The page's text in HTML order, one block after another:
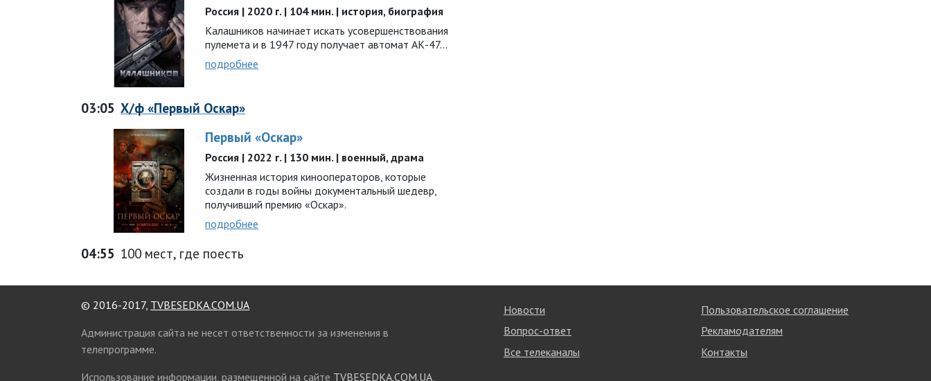
Россия | 2020 г. | 104 мин. | история, биография
Калашников начинает искать усовершенствования
пулемета и в 1947 году получает автомат АК-47…
подробнее
03:05 Х/ф «Первый Оскар»
Первый «Оскар»
Россия | 2022 г. | 130 мин. | военный, драма
Жизненная история кинооператоров, которые
создали в годы войны документальный шедевр,
получивший премию «Оскар».
подробнее
04:55 100 мест, где поесть
© 2016-2017, TVBESEDKA.COM.UA
Администрация сайта не несет ответственности за изменения в
телепрограмме.
Использование информации, размещенной на сайте TVBESEDKA.COM.UA,
Новости
Вопрос-ответ
Все телеканалы
Пользовательское соглашение
Рекламодателям
Контакты